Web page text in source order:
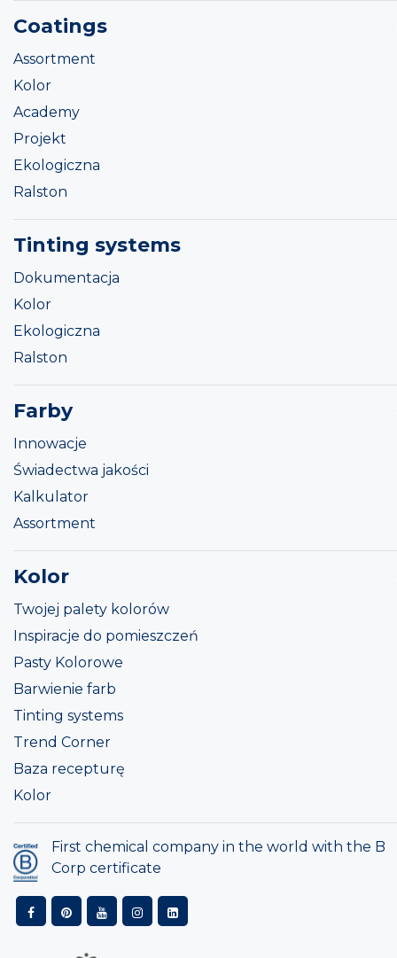
Coatings
Assortment
Kolor
Academy
Projekt
Ekologiczna
Ralston
Tinting systems
Dokumentacja
Kolor
Ekologiczna
Ralston
Farby
Innowacje
Świadectwa jakości
Kalkulator
Assortment
Kolor
Twojej palety kolorów
Inspiracje do pomieszczeń
Pasty Kolorowe
Barwienie farb
Tinting systems
Trend Corner
Baza recepturę
Kolor
First chemical company in the world with the B
Corp certificate